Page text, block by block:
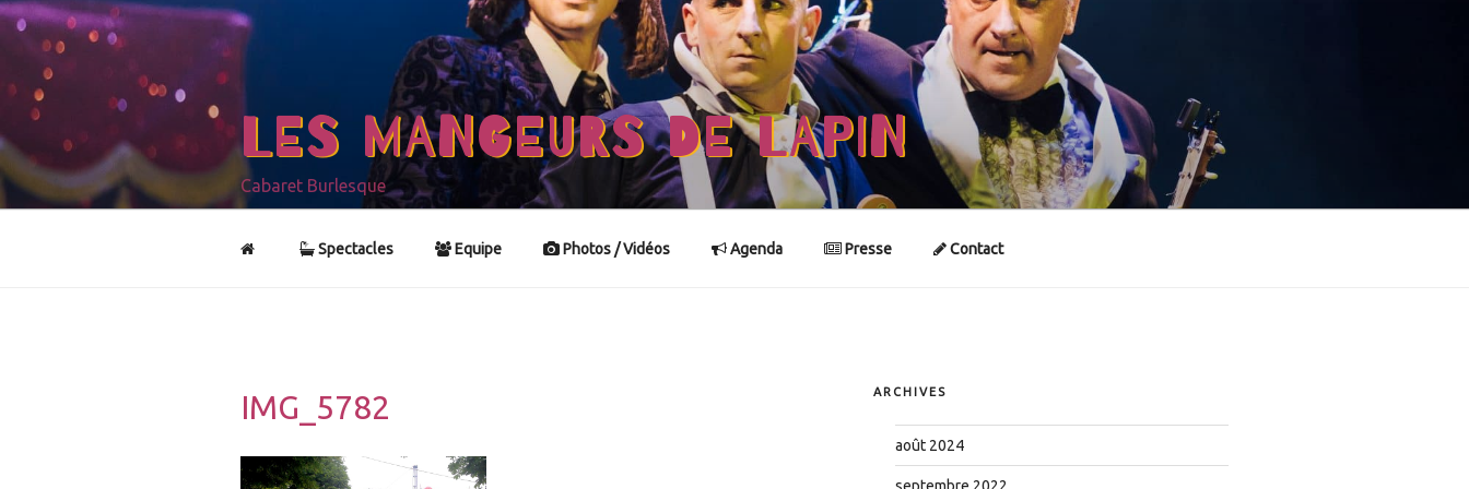
Aller
contenu
principal
LES MANGEURS DE LAPIN
Cabaret Burlesque
Spectacles Equipe Photos / Vidéos Agenda Presse Contact
IMG_5782 ARCHIVES
août 2024